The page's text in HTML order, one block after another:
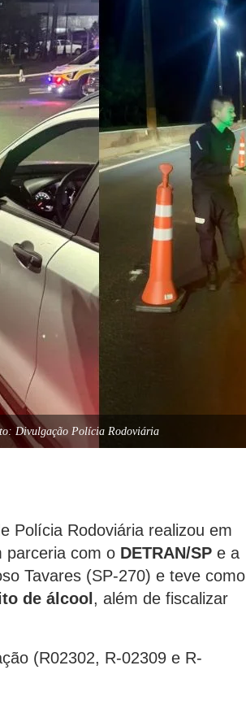
Divulgação Polícia Rodoviária
Polícia Rodoviária realizou em
parceria com o DETRAN/SP e a
Tavares (SP-270) e teve como
de álcool , além de fiscalizar
(R02302, R-02309 e R-